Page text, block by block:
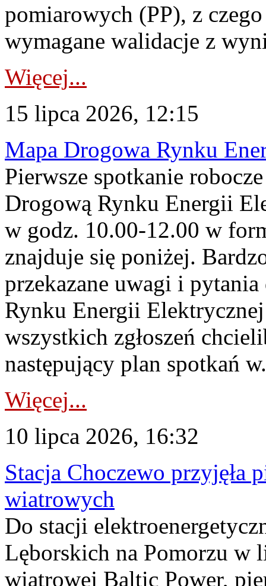
pomiarowych (PP), z
wymagane walidacje z
Więcej...
15 lipca 2026, 12:15
Mapa Drogowa Rynku
Pierwsze spotkanie
Drogową Rynku Energii
w godz. 10.00-12.00 w
znajduje się poniżej.
przekazane uwagi i
Rynku Energii
wszystkich zgłoszeń
następujący plan spotkań
Więcej...
10 lipca 2026, 16:32
Stacja Choczewo przyjęła
wiatrowych
Do stacji
Lęborskich na Pomorzu w
wiatrowej Baltic Power,